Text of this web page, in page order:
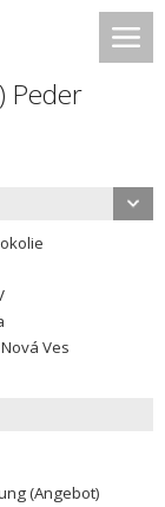
Peder
Ves
(Angebot)